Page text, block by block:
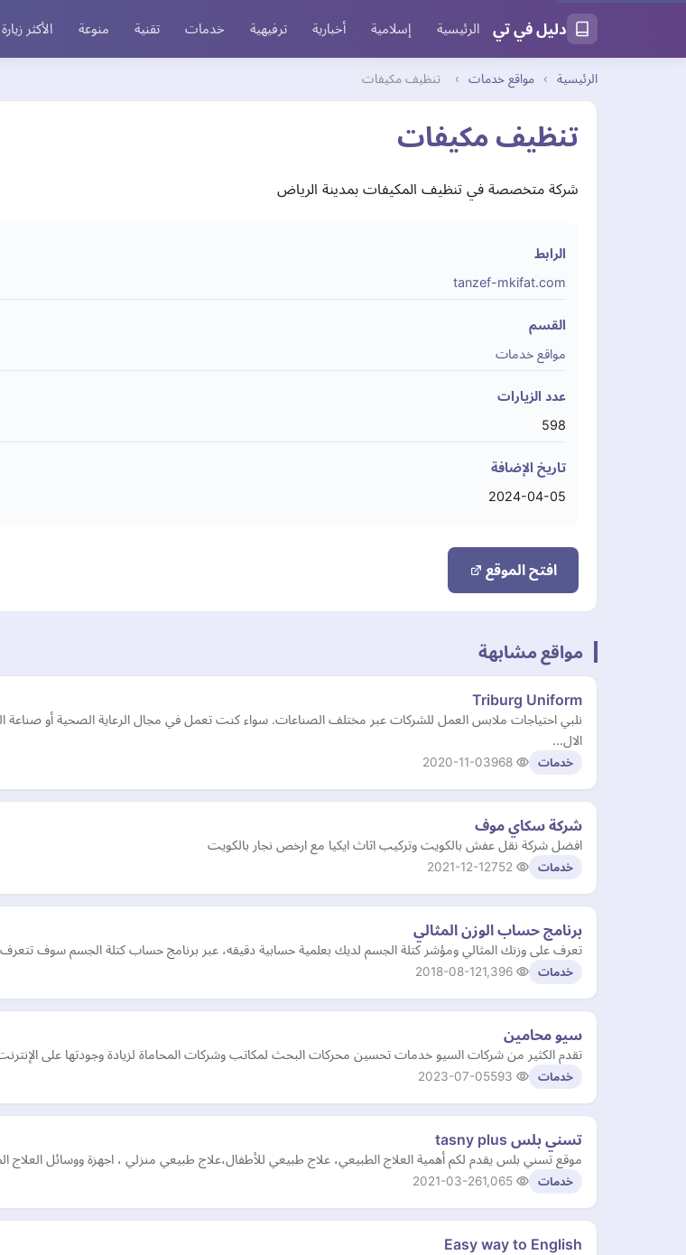
دليل في تي الرئيسية إسلامية أخبارية ترفيهية خدمات تقنية منوعة الأكثر زيارة
الرئيسية › مواقع خدمات › تنظيف مكيفات
تنظيف مكيفات
شركة متخصصة في تنظيف المكيفات بمدينة الرياض
الرابط
tanzef-mkifat.com
القسم
مواقع خدمات
عدد الزيارات
598
تاريخ الإضافة
2024-04-05
افتح الموقع
مواقع مشابهة
Triburg Uniform
نلبي احتياجات ملابس العمل للشركات عبر مختلف الصناعات. سواء كنت تعمل في مجال الرعاية الصحية أو صناعة
الال…
خدمات 2020-11-03
شركة سكاي موف
افضل شركة نقل عفش بالكويت وتركيب اثاث ايكيا مع ارخص نجار بالكويت
خدمات 2021-12-12
برنامج حساب الوزن المثالي
تعرف على وزنك المثالي ومؤشر كتلة الجسم لديك بعلمية حسابية دقيقه، عبر برنامج حساب كتلة الجسم سوف تتعرف
خدمات 2018-08-12
سيو محامين
تقدم الكثير من شركات السيو خدمات تحسين محركات البحث لمكاتب وشركات المحاماة لزيادة وجودتها على
خدمات 2023-07-05
تسني بلس tasny plus
موقع تسني بلس يقدم لكم أهمية العلاج الطبيعي، علاج طبيعي للأطفال،علاج طبيعي منزلي ، اجهزة ووسائل العلاج
خدمات 2021-03-26
Easy way to English